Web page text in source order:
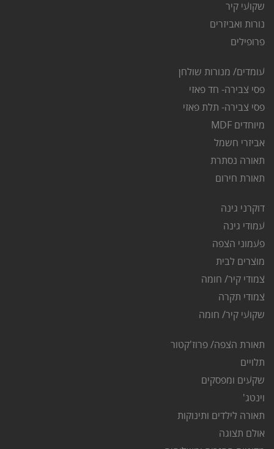
שקועי קיר
נורות ואביזרים
פרופילים
עומדים/ מנורות שולחן
פסי צבירה- חד פאזי
פסי צבירה- תלת פאזי
מיוחדים MDF
אביזרי חשמל
תאורה נסתרת
תאורת חירום
דוקרני גינה
עמודי גינה
פעמוני הצפה
מוצרים לבית
צמודי קיר/ חומה
צמודי תקרה
שקועי קיר/ חומה
תאורת הצפה/ פרוז'קטור
תלויים
שקעים ומפסקים
וינטג'
תאורה לילדים ותינוקות
אולם תצוגה